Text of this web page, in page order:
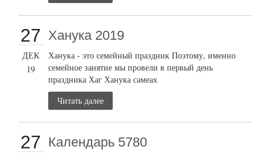
27
ДЕК
19
Ханука 2019
Ханука - это семейный праздник Поэтому, именно
семейное занятие мы провели в первый день
праздника Хаг Ханука самеах
Читать далее
27 Календарь 5780